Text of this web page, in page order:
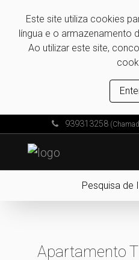
Este site utiliza cookies
língua e o armazenamento
Ao utilizar este site,
939313258
Pesquisa de
Apartamento